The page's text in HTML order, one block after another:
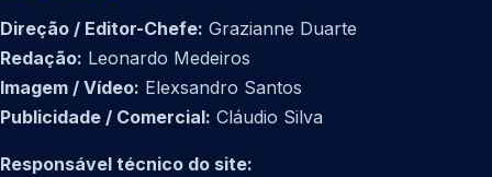
Direção / Editor-Chefe: Grazianne Duarte
Redação: Leonardo Medeiros
Imagem / Vídeo: Elexsandro Santos
Publicidade / Comercial: Cláudio Silva
Responsável técnico do site: